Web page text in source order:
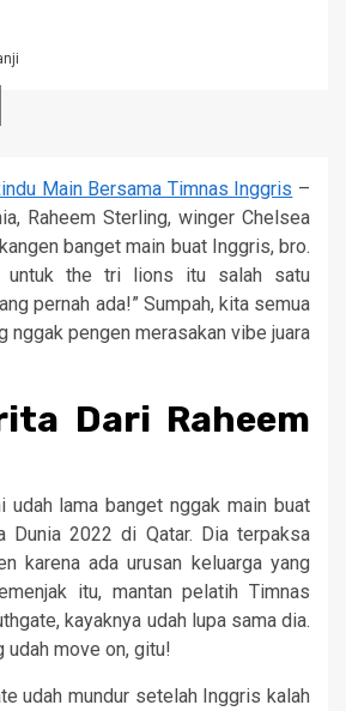
Main Bersama Timnas Inggris –
Raheem Sterling, winger Chelsea
banget main buat Inggris, bro.
untuk the tri lions itu salah satu
pernah ada!” Sumpah, kita semua
nggak pengen merasakan vibe juara
Dari Raheem
udah lama banget nggak main buat
Dunia 2022 di Qatar. Dia terpaksa
karena ada urusan keluarga yang
itu, mantan pelatih Timnas
kayaknya udah lupa sama dia.
udah move on, gitu!
udah mundur setelah Inggris kalah